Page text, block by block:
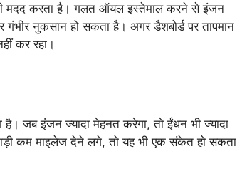
मदद करता है। गलत ऑयल इस्तेमाल करने से इंजन
गंभीर नुकसान हो सकता है। अगर डैशबोर्ड पर तापमान
कर रहा।
जब इंजन ज्यादा मेहनत करेगा, तो ईंधन भी ज्यादा
कम माइलेज देने लगे, तो यह भी एक संकेत हो सकता